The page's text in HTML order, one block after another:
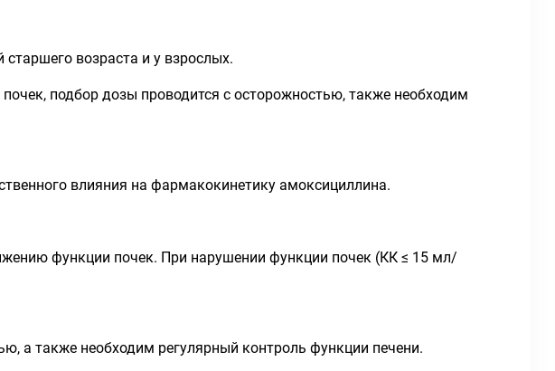
возраста и у взрослых.
подбор дозы проводится с осторожностью, также необходим
влияния на фармакокинетику амоксициллина.
функции почек. При нарушении функции почек (КК ≤ 15 мл/
а также необходим регулярный контроль функции печени.